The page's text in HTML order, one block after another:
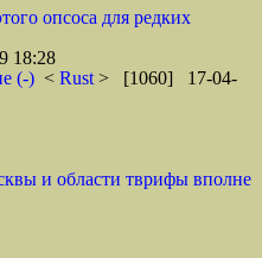
опсоса для редких
18:28
(-) < Rust > [1060] 17-04-
и области тврифы вполне